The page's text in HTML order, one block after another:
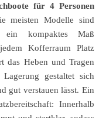
für 4 Personen
meisten Modelle sind
kompaktes Maß
Kofferraum Platz
das Heben und Tragen
gestaltet sich
gut verstauen lässt. Ein
Innerhalb